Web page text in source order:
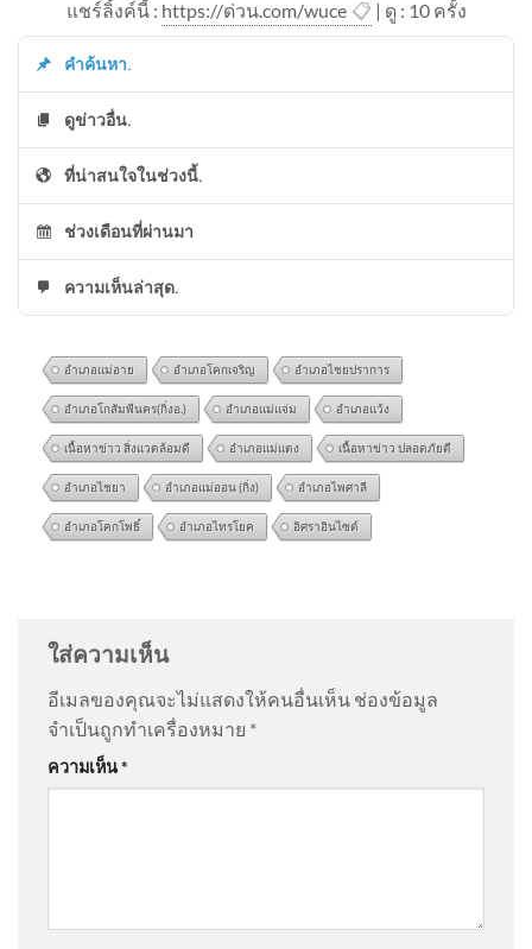
แชร์ลิ้งค์นี้ : https://ด่วน.com/wuce 📋 | ดู : 10ครั้ง
คำค้นหา.
ดูข่าวอื่น.
ที่น่าสนใจในช่วงนี้.
ช่วงเดือนที่ผ่านมา
ความเห็นล่าสุด.
อำเภอแม่อาย อำเภอโคกเจริญ อำเภอไชยปราการ
อำเภอโกสัมพีนคร(กิ่งอ.) อำเภอแม่แจ่ม อำเภอแว้ง
เนื้อหาข่าว สิ่งแวดล้อมดี อำเภอแม่แตง เนื้อหาข่าว ปลอดภัยดี
อำเภอไชยา อำเภอแม่ออน (กิ่ง) อำเภอไพศาลี
อำเภอโคกโพธิ์ อำเภอไทรโยค อิศราอินไซด์
@ปรีดากุลศิโรรัตน์-บ2ณ
สั่งถอนชื่อคนโกงสอบท้อง
ถิ่น ภายใน 31 ส.ค. | เอาให้ชัด | สำนักข่าววันนิวส์
ดี”
ใส่ความเห็น
อีเมลของคุณจะไม่แสดงให้คนอื่นเห็น ช่องข้อมูล
จำเป็นถูกทำเครื่องหมาย *
ความเห็น*